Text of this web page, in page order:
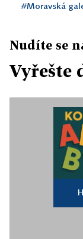
#Moravská
Nudíte se
Vyřešte